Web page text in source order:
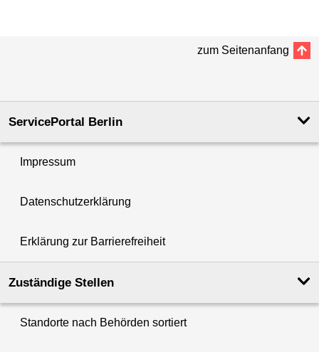
zum Seitenanfang
ServicePortal Berlin
Impressum
Datenschutzerklärung
Erklärung zur Barrierefreiheit
Zuständige Stellen
Standorte nach Behörden sortiert